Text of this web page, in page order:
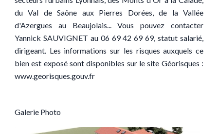
du Val de Saône aux Pierres Dorées, de la Vallée
d'Azergues au Beaujolais... Vous pouvez contacter
Yannick SAUVIGNET au 06 69 42 69 69, statut salarié,
dirigeant. Les informations sur les risques auxquels ce
bien est exposé sont disponibles sur le site Géorisques :
www.georisques.gouv.fr
Galerie Photo